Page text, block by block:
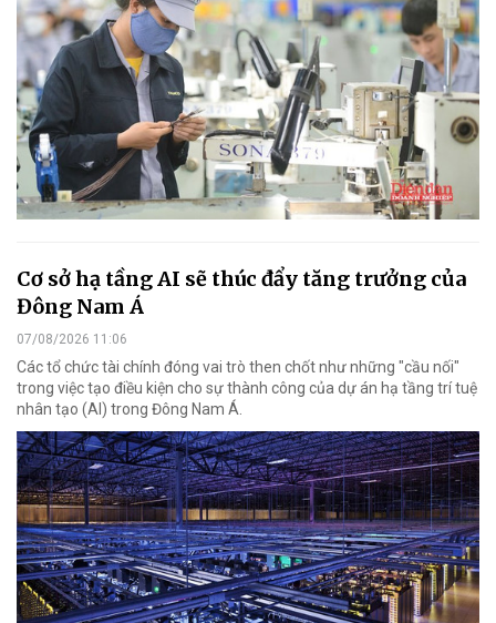
Cơ sở hạ tầng AI sẽ thúc đẩy tăng trưởng của
Đông Nam Á
07/08/2026 11:06
Các tổ chức tài chính đóng vai trò then chốt như những "cầu nối"
trong việc tạo điều kiện cho sự thành công của dự án hạ tầng trí tuệ
nhân tạo (AI) trong Đông Nam Á.